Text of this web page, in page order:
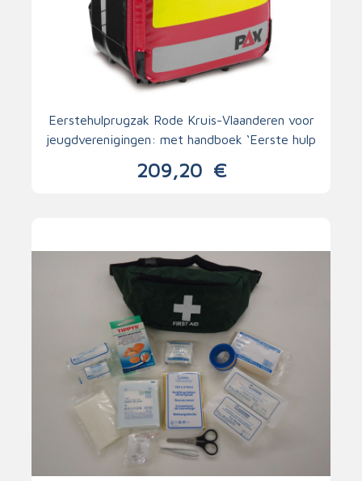
Eerstehulprugzak Rode Kruis-Vlaanderen voor
jeugdverenigingen: met handboek ‘Eerste hulp
209,20 €